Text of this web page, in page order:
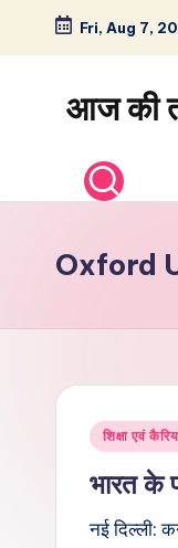
Skip
content
Fri, Aug 7,
आज की
समाचार
–
और
विश्व
Oxford
Posted
शिक्षा एवं
भारत के
नई दिल्ली: